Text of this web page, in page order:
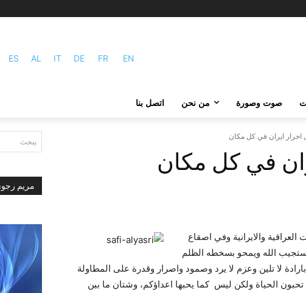
ES AL IT DE FR EN
صوت وصورة من نحن اتصل بنا
يبحث
مريم
ايران في كل مكان‏
في كل مكان‏
والايرانية وفي اصقاع
الله ويمحو بسخطه الظلم
لا تلين وعزم لا يرد وصمود واصرار وقدرة على المطاولة
تحبون الحياة ولكن ليس كما يحبها اعداؤكم، وشتان ما بين